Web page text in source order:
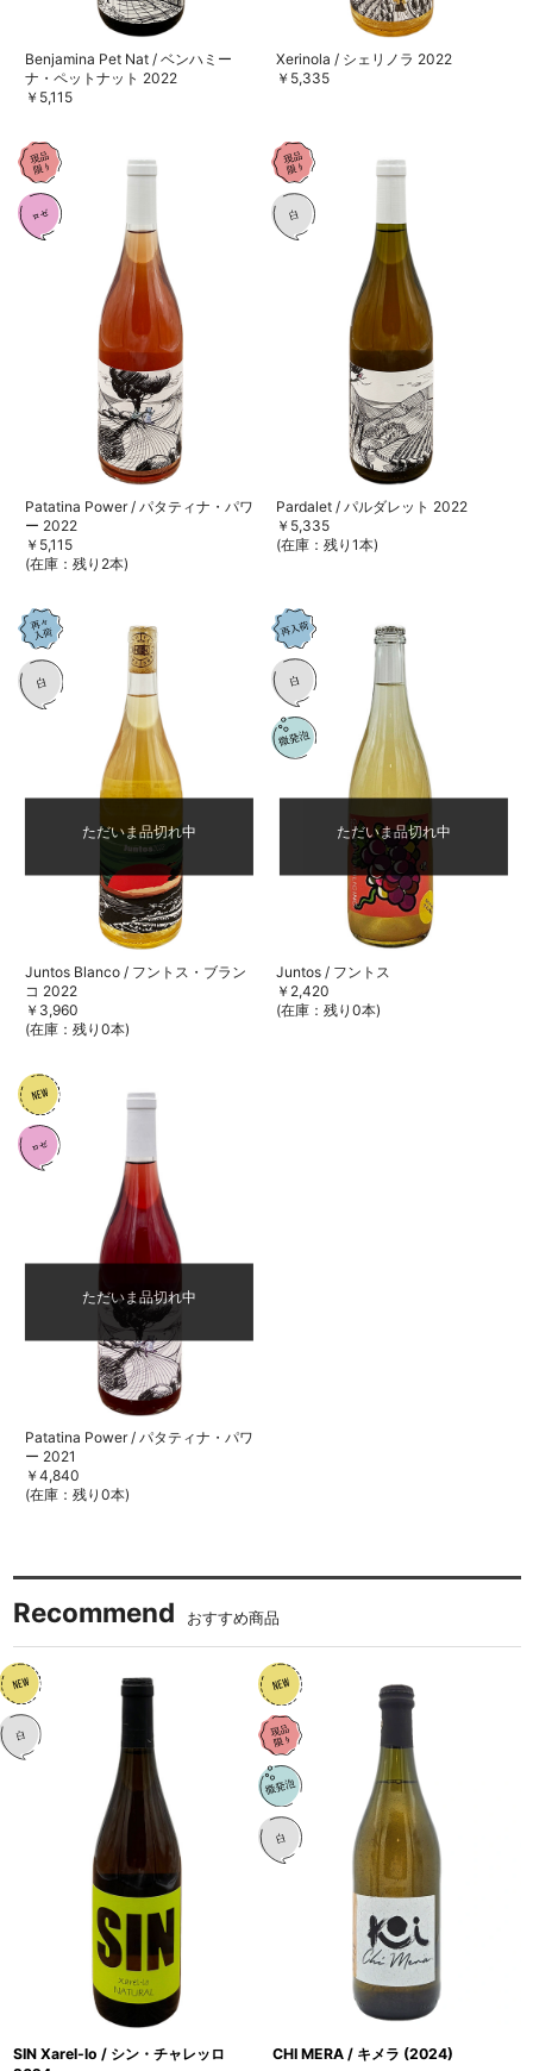
Benjamina Pet Nat / ベンハミー
ナ・ペットナット 2022
￥5,115
Xerinola / シェリノラ 2022
￥5,335
Patatina Power / パタティナ・パワ
ー 2022
￥5,115
(在庫：残り2本)
Pardalet / パルダレット 2022
￥5,335
(在庫：残り1本)
ただいま品切れ中
Juntos Blanco / フントス・ブラン
コ 2022
￥3,960
(在庫：残り0本)
ただいま品切れ中
Juntos / フントス
￥2,420
(在庫：残り0本)
ただいま品切れ中
Patatina Power / パタティナ・パワ
ー 2021
￥4,840
(在庫：残り0本)
Recommend おすすめ商品
SIN Xarel-lo / シン・チャレッロ
CHI MERA / キメラ (2024)